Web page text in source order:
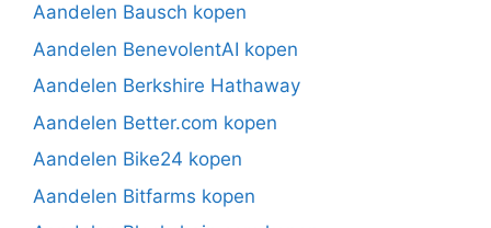
Aandelen Bausch kopen
Aandelen BenevolentAI kopen
Aandelen Berkshire Hathaway
Aandelen Better.com kopen
Aandelen Bike24 kopen
Aandelen Bitfarms kopen